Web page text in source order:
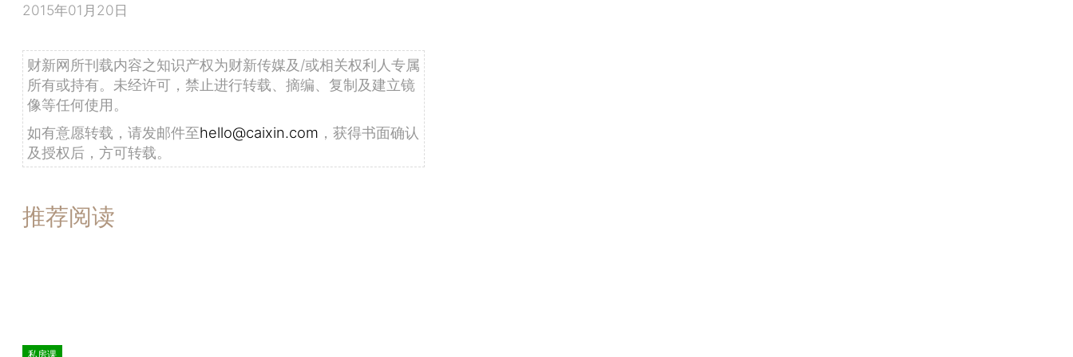
2015年01月20日
财新网所刊载内容之知识产权为财新传媒及/或相关权利人专属
所有或持有。未经许可，禁止进行转载、摘编、复制及建立镜
像等任何使用。
如有意愿转载，请发邮件至hello@caixin.com ，获得书面确认
及授权后，方可转载。
推荐阅读
私房课